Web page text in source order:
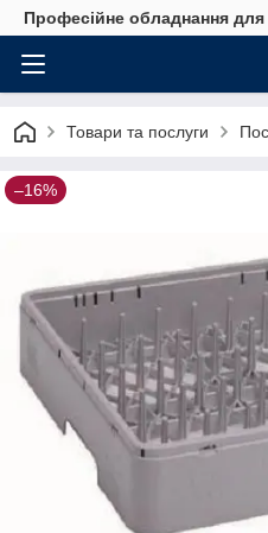
Професійне обладнання для
Товари та послуги
–16%